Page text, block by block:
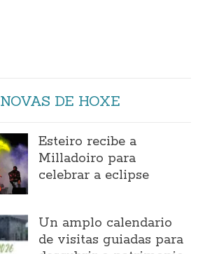
NOVAS DE HOXE
Esteiro recibe a
Milladoiro para
celebrar a eclipse
Un amplo calendario
de visitas guiadas para